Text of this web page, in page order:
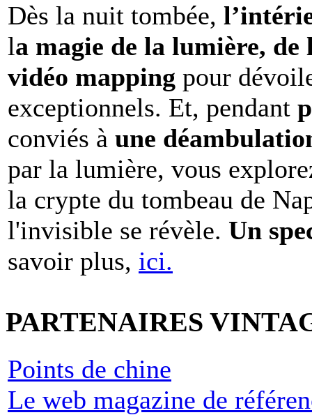
Dès la nuit tombée,
la magie de la lumière,
vidéo mapping pour
exceptionnels. Et, pendant
conviés à une
par la lumière, vous
la crypte du tombeau de
l'invisible se révèle. Un
savoir plus, ici.
PARTENAIRES
Points de chine
Le web magazine de